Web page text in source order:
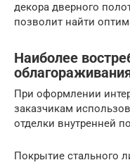
декора дверного
позволит найти
Наиболее
При оформлении
заказчикам
отделки внутренней
Покрытие стального